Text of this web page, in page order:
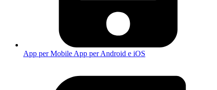
App per Mobile App per Android e iOS